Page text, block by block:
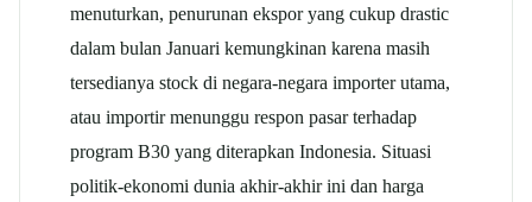
menuturkan, penurunan ekspor yang cukup drastic
dalam bulan Januari kemungkinan karena masih
tersedianya stock di negara-negara importer utama,
atau importir menunggu respon pasar terhadap
program B30 yang diterapkan Indonesia. Situasi
politik-ekonomi dunia akhir-akhir ini dan harga